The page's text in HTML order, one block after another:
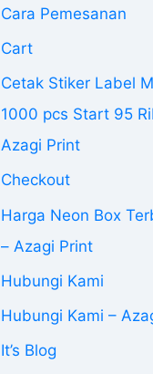
Cara Pemesanan
Cart
Cetak Stiker Label
1000 pcs Start 95
Azagi Print
Checkout
Harga Neon Box
– Azagi Print
Hubungi Kami
Hubungi Kami –
It’s Blog